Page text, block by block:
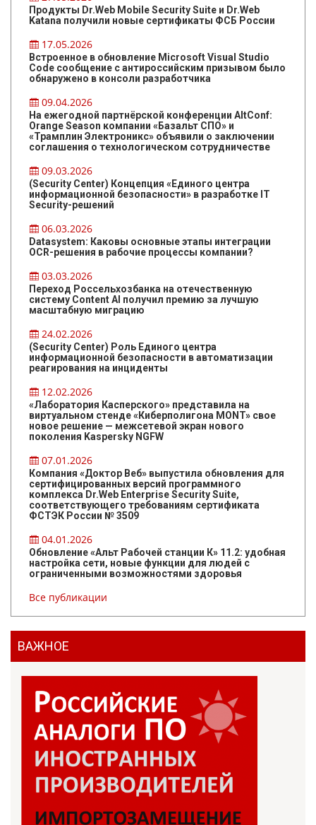
Продукты Dr.Web Mobile Security Suite и Dr.Web
Katana получили новые сертификаты ФСБ России
17.05.2026
Встроенное в обновление Microsoft Visual Studio
Code сообщение с антироссийским призывом было
обнаружено в консоли разработчика
09.04.2026
На ежегодной партнёрской конференции AltConf:
Orange Season компании «Базальт СПО» и
«Трамплин Электроникс» объявили о заключении
соглашения о технологическом сотрудничестве
09.03.2026
(Security Center) Концепция «Единого центра
информационной безопасности» в разработке IT
Security-решений
06.03.2026
Datasystem: Каковы основные этапы интеграции
OCR-решения в рабочие процессы компании?
03.03.2026
Переход Россельхозбанка на отечественную
систему Content AI получил премию за лучшую
масштабную миграцию
24.02.2026
(Security Center) Роль Единого центра
информационной безопасности в автоматизации
реагирования на инциденты
12.02.2026
«Лаборатория Касперского» представила на
виртуальном стенде «Киберполигона MONT» свое
новое решение — межсетевой экран нового
поколения Kaspersky NGFW
07.01.2026
Компания «Доктор Веб» выпустила обновления для
сертифицированных версий программного
комплекса Dr.Web Enterprise Security Suite,
соответствующего требованиям сертификата
ФСТЭК России № 3509
04.01.2026
Обновление «Альт Рабочей станции К» 11.2: удобная
настройка сети, новые функции для людей с
ограниченными возможностями здоровья
Все публикации
ВАЖНОЕ